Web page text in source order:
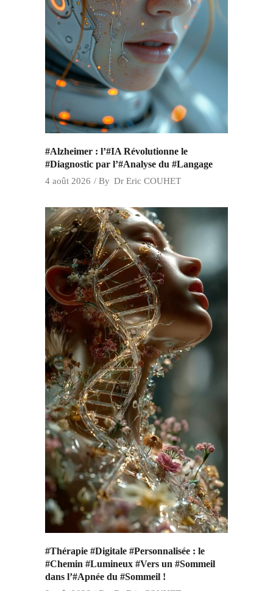
#Alzheimer : l’#IA Révolutionne le
#Diagnostic par l’#Analyse du #Langage
4 août 2026 By Dr Eric COUHET
#Thérapie #Digitale #Personnalisée : le
#Chemin #Lumineux #Vers un #Sommeil
dans l’#Apnée du #Sommeil !